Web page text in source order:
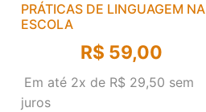
PRÁTICAS DE LINGUAGEM NA
ESCOLA
R$ 59,00
Em até 2x de R$ 29,50 sem
juros